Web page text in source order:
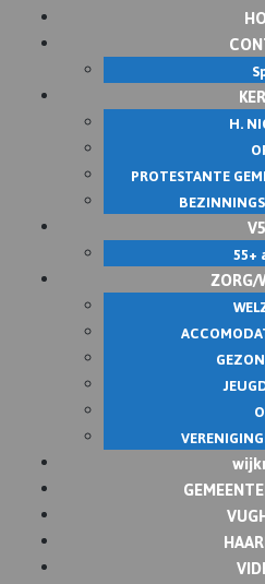
H.
PROTESTANTE
ZORG/